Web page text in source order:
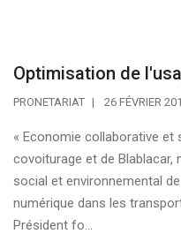
Optimisation de
PRONETARIAT 26 FÉVRIER
« Economie collaborative et
covoiturage et de Blablacar,
social et environnemental
numérique dans les
Président fo...